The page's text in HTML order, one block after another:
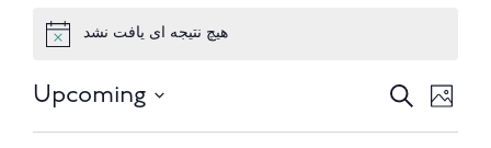
مناسبت
Notice
هیچ نتیجه ای یافت نشد
مناسبت
ها
جستجو
عکس Upcoming